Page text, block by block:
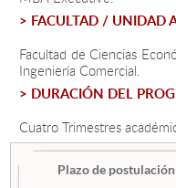
Admisión
Pregrado
Formación Continua
> FACULTAD / UNIDAD
Facultad de Ciencias
Ingeniería Comercial.
> DURACIÓN DEL
Cuatro Trimestres
Plazo de